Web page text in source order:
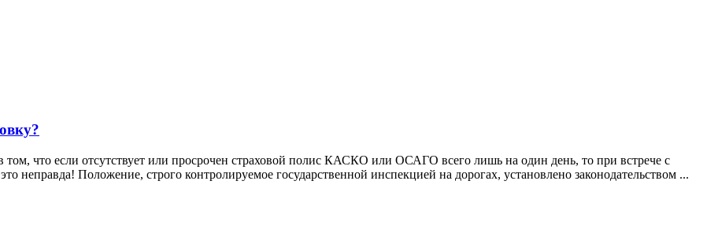
что если отсутствует или просрочен страховой полис КАСКО или ОСАГО всего лишь на один день, то при встрече с
неправда! Положение, строго контролируемое государственной инспекцией на дорогах, установлено законодательством ...